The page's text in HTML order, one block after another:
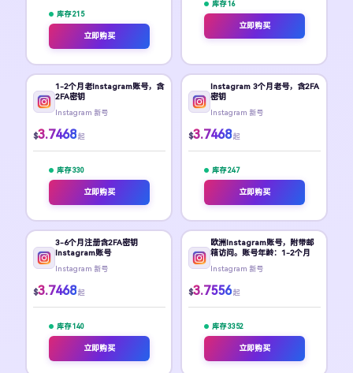
库存 215
立即购买
库存 16
立即购买
1-2个月老Instagram账号，含
2FA密钥
Instagram 新号
$3.7468 起
库存 330
立即购买
Instagram 3个月老号，含2FA
密钥
Instagram 新号
$3.7468 起
库存 247
立即购买
3-6个月注册含2FA密钥
Instagram账号
Instagram 新号
$3.7468 起
库存 140
立即购买
欧洲Instagram账号，附带邮
箱访问。账号年龄：1-2个月
Instagram 新号
$3.7556 起
库存 3352
立即购买